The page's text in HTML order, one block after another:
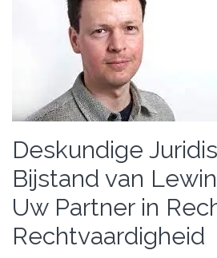
Deskundige
Bijstand van
Uw Partner in
Rechtvaardigheid